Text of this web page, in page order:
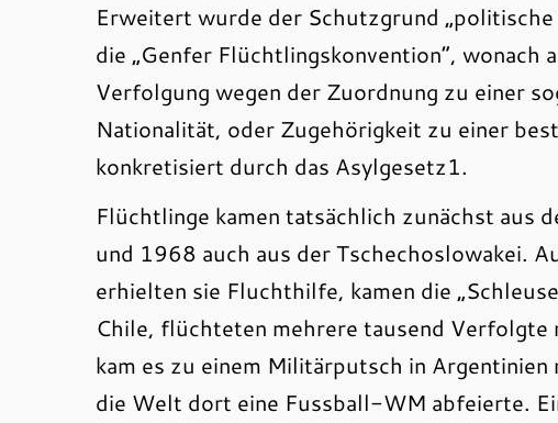
Erweitert wurde der Schutzgrund
die „Genfer Flüchtlingskonvention“, wonach
Verfolgung wegen der Zuordnung zu einer
Nationalität, oder Zugehörigkeit zu einer
konkretisiert durch das Asylgesetz1.
Flüchtlinge kamen tatsächlich zunächst aus
und 1968 auch aus der Tschechoslowakei.
erhielten sie Fluchthilfe, kamen die
Chile, flüchteten mehrere tausend Verfolgte
kam es zu einem Militärputsch in
die Welt dort eine Fussball-WM abfeierte.